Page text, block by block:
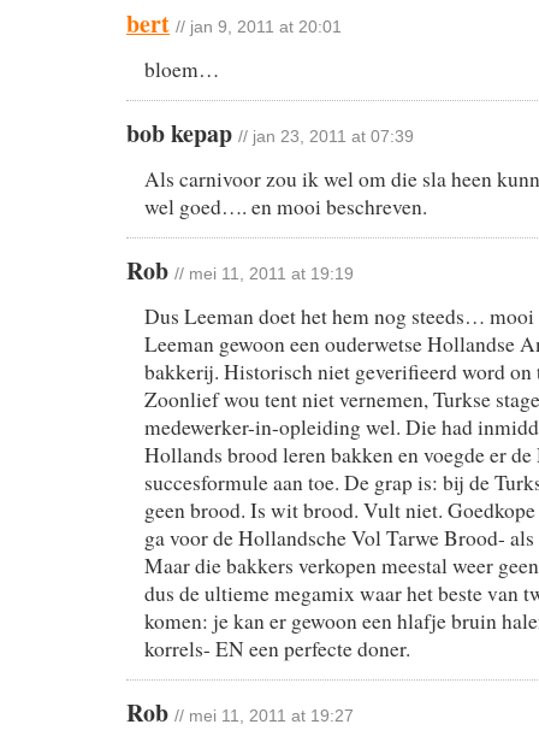
bert // jan 9, 2011 at 20:01
bloem…
bob kepap // jan 23, 2011 at 07:39
Als carnivoor zou ik wel om die sla heen
wel goed…. en mooi beschreven.
Rob // mei 11, 2011 at 19:19
Dus Leeman doet het hem nog steeds…
Leeman gewoon een ouderwetse Hollandse
bakkerij. Historisch niet geverifieerd word on
Zoonlief wou tent niet vernemen, Turkse
medewerker-in-opleiding wel. Die had
Hollands brood leren bakken en voegde er de
succesformule aan toe. De grap is: bij de
geen brood. Is wit brood. Vult niet.
ga voor de Hollandsche Vol Tarwe Brood-
Maar die bakkers verkopen meestal weer
dus de ultieme megamix waar het beste van
komen: je kan er gewoon een hlafje bruin
korrels- EN een perfecte doner.
Rob // mei 11, 2011 at 19:27